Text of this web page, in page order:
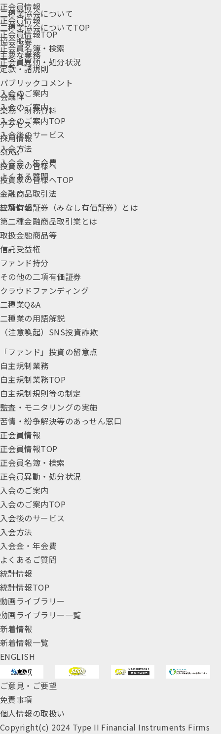
正会員情報
正会員情報
正会員情報TOP
正会員名簿・検索
正会員異動・処分状況
入会のご案内
入会のご案内
入会のご案内TOP
入会後のサービス
入会方法
入会金・年会費
よくある質問
統計情報
二種業協会について
二種業協会についてTOP
協会概要
主要な業務
定款・諸規則
パブリックコメント
会議体
業務・財務資料
アクセス
採用情報
SDGs
投資家の皆様へ
投資家の皆様へTOP
金融商品取引法
二項有価証券（みなし有価証券）とは
第二種金融商品取引業とは
取扱金融商品等
信託受益権
ファンド持分
その他の二項有価証券
クラウドファンディング
二種業Q&A
二種業の用語解説
（注意喚起）SNS投資詐欺
「ファンド」投資の留意点
自主規制業務
自主規制業務TOP
自主規制規則等の制定
監査・モニタリングの実施
苦情・紛争解決等のあっせん窓口
正会員情報
正会員情報TOP
正会員名簿・検索
正会員異動・処分状況
入会のご案内
入会のご案内TOP
入会後のサービス
入会方法
入会金・年会費
よくあるご質問
統計情報
統計情報TOP
動画ライブラリー
動画ライブラリー一覧
新着情報
新着情報一覧
ENGLISH
ご意見・ご要望
免責事項
個人情報の取扱い
Copyright(c) 2024 Type II Financial Instruments Firms